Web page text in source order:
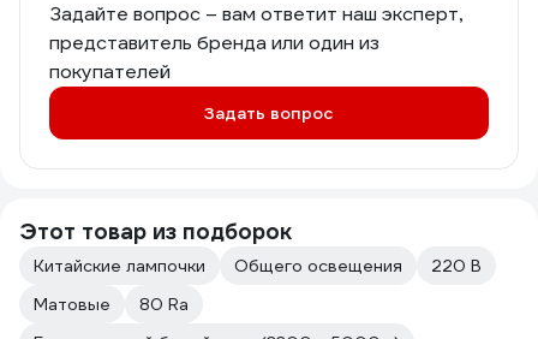
Задайте вопрос – вам ответит наш эксперт,
представитель бренда или один из
покупателей
Задать вопрос
Этот товар из подборок
Китайские лампочки Общего освещения
220 В
Матовые
80 Ra